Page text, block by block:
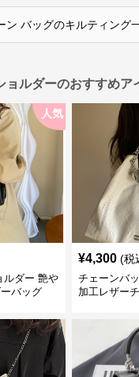
ン バッグのキルティング
ョルダーのおすすめア
人気
ルダー 艶や
バッグ
¥4,300 (税
チェーンバ
加工レザー